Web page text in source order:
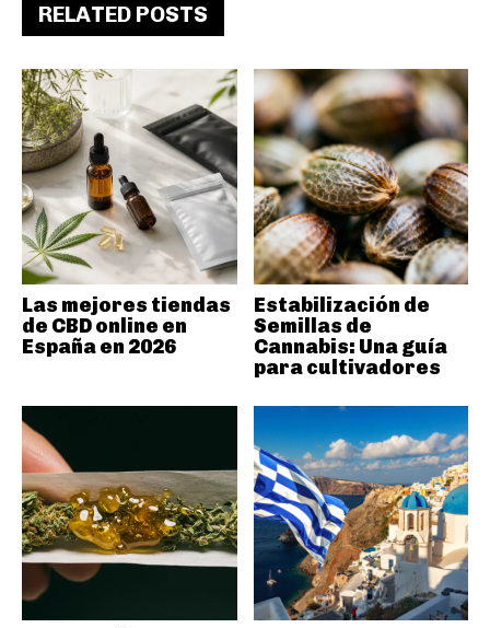
RELATED POSTS
Las mejores tiendas
de CBD online en
España en 2026
Estabilización de
Semillas de
Cannabis: Una guía
para cultivadores